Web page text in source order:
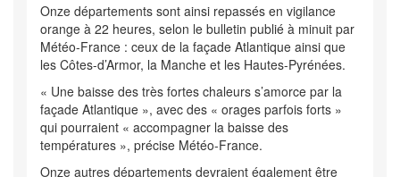
Onze départements sont ainsi repassés en vigilance
orange à 22 heures, selon le bulletin publié à minuit par
Météo-France : ceux de la façade Atlantique ainsi que
les Côtes-d’Armor, la Manche et les Hautes-Pyrénées.
« Une baisse des très fortes chaleurs s’amorce par la
façade Atlantique », avec des « orages parfois forts »
qui pourraient « accompagner la baisse des
températures », précise Météo-France.
Onze autres départements devraient également être